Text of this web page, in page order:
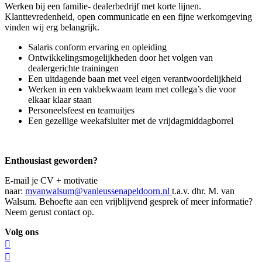
Werken bij een familie- dealerbedrijf met korte lijnen.
Klanttevredenheid, open communicatie en een fijne werkomgeving
vinden wij erg belangrijk.
Salaris conform ervaring en opleiding
Ontwikkelingsmogelijkheden door het volgen van
dealergerichte trainingen
Een uitdagende baan met veel eigen verantwoordelijkheid
Werken in een vakbekwaam team met collega’s die voor
elkaar klaar staan
Personeelsfeest en teamuitjes
Een gezellige weekafsluiter met de vrijdagmiddagborrel
Enthousiast geworden?
E-mail je CV + motivatie
naar: mvanwalsum@vanleussenapeldoorn.nl t.a.v. dhr. M. van
Walsum. Behoefte aan een vrijblijvend gesprek of meer informatie?
Neem gerust contact op.
Volg ons